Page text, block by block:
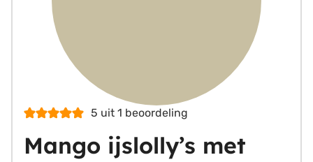
5 uit 1 beoordeling
Mango ijslolly’s met